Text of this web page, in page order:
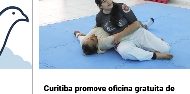
Curitiba promove oficina gratuita de